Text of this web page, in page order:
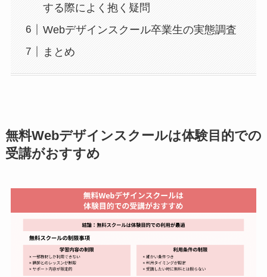
する際によく抱く疑問
Webデザインスクール卒業生の実態調査
まとめ
無料Webデザインスクールは体験目的での
受講がおすすめ